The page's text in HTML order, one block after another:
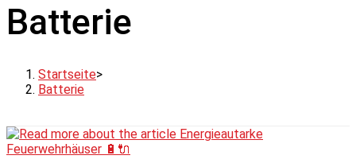
Batterie
Startseite>
Batterie